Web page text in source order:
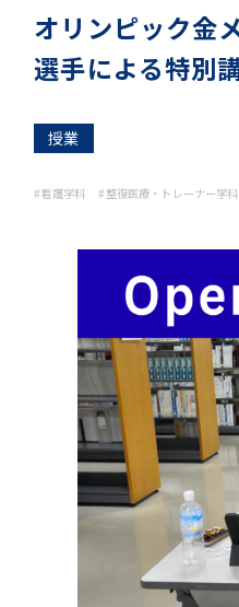
オリンピック金
選手による特別
授業
#看護学科#整復医療・トレーナー学